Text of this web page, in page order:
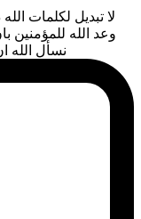
لا تبديل لكلمات
وعد الله للمؤمنين
نسأل الله